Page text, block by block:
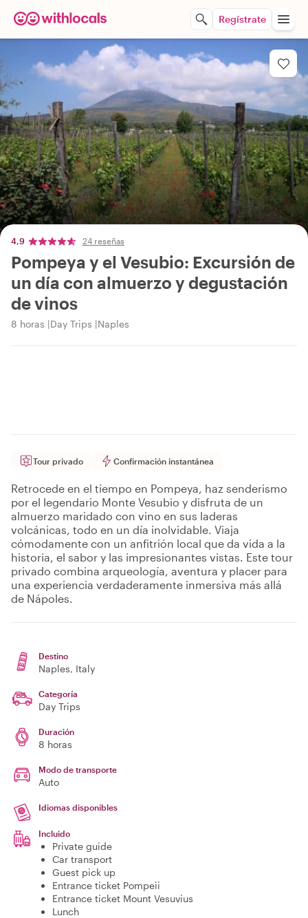
Regístrate
4,9 24 reseñas
Pompeya y el Vesubio: Excursión de
un día con almuerzo y degustación
de vinos
8 horas Day Trips Naples
Tour privado Confirmación instantánea
Retrocede en el tiempo en Pompeya, haz senderismo
por el legendario Monte Vesubio y disfruta de un
almuerzo maridado con vino en sus laderas
volcánicas, todo en un día inolvidable. Viaja
cómodamente con un anfitrión local que da vida a la
historia, el sabor y las impresionantes vistas. Este tour
privado combina arqueología, aventura y placer para
una experiencia verdaderamente inmersiva más allá
de Nápoles.
Destino
Naples, Italy
Categoría
Day Trips
Duración
8 horas
Modo de transporte
Auto
Idiomas disponibles
Incluido
Private guide
Car transport
Guest pick up
Entrance ticket Pompeii
Entrance ticket Mount Vesuvius
Lunch